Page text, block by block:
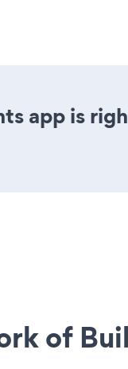
app is
of